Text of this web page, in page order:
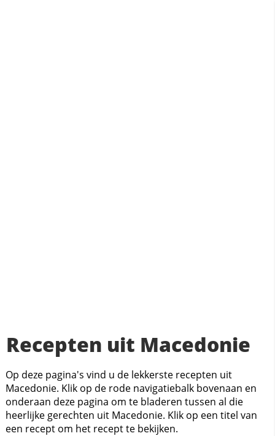
Recepten uit Macedonie
Op deze pagina's vind u de lekkerste recepten uit
Macedonie. Klik op de rode navigatiebalk bovenaan en
onderaan deze pagina om te bladeren tussen al die
heerlijke gerechten uit Macedonie. Klik op een titel van
een recept om het recept te bekijken.